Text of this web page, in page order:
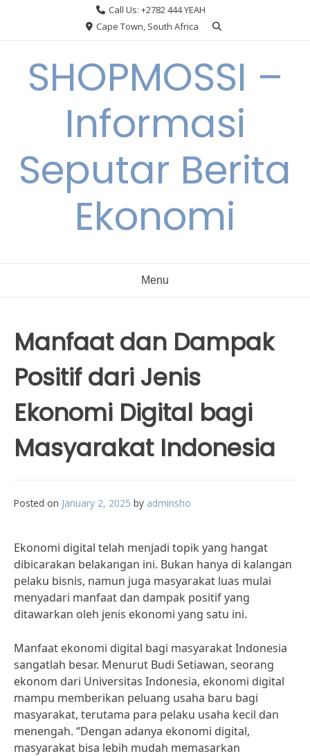
Call Us: +2782 444 YEAH
Cape Town, South Africa
SHOPMOSSI –
Informasi
Seputar Berita
Ekonomi
Menu
Manfaat dan Dampak
Positif dari Jenis
Ekonomi Digital bagi
Masyarakat Indonesia
Posted on January 2, 2025 by adminsho
Ekonomi digital telah menjadi topik yang hangat
dibicarakan belakangan ini. Bukan hanya di kalangan
pelaku bisnis, namun juga masyarakat luas mulai
menyadari manfaat dan dampak positif yang
ditawarkan oleh jenis ekonomi yang satu ini.
Manfaat ekonomi digital bagi masyarakat Indonesia
sangatlah besar. Menurut Budi Setiawan, seorang
ekonom dari Universitas Indonesia, ekonomi digital
mampu memberikan peluang usaha baru bagi
masyarakat, terutama para pelaku usaha kecil dan
menengah. “Dengan adanya ekonomi digital,
masyarakat bisa lebih mudah memasarkan